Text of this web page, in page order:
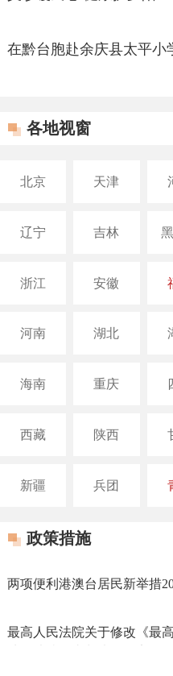
在黔台胞赴余庆县太平小
各地视窗
北京 天津
辽宁 吉林
浙江 安徽
河南 湖北
海南 重庆
西藏 陕西
新疆 兵团
政策措施
两项便利港澳台居民新举措
最高人民法院关于修改《最